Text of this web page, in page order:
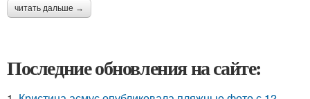
читать дальше →
Последние обновления на сайте: